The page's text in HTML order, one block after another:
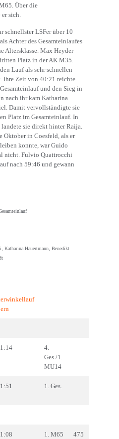
Über die
sich.
schnellster LSFer über 10
Achter des Gesamteinlaufes
Altersklasse. Max Heyder
Platz in der AK M35.
Lauf als sehr schnellen
Ihre Zeit von 40:21 reichte
und den Sieg in
nach ihr kam Katharina
Damit vervollständigte sie
Platz im Gesamteinlauf. In
sie direkt hinter Raija.
Oktober in Coesfeld, als er
konnte, war Guido
nicht. Fulvio Quattrocchi
nach 59:46 und gewann
Katharina Hauertmann, Benedikt
4.
Ges./1.
MU14
1. Ges.
1. M65 475